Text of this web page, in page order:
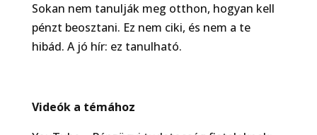
Sokan nem tanulják meg otthon, hogyan kell
pénzt beosztani. Ez nem ciki, és nem a te
hibád. A jó hír: ez tanulható.
Videók a témához